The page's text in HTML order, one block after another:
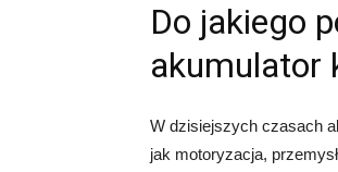
Do jakiego
akumulator
W dzisiejszych czasach
jak motoryzacja,